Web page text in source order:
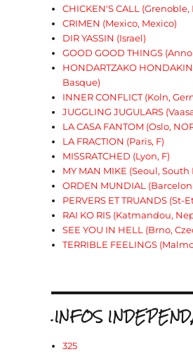
CHICKEN'S CALL (Grenoble,
CRIMEN (Mexico, Mexico)
DIR YASSIN (Israel)
GOOD GOOD THINGS
HONDARTZAKO
Basque)
INNER CONFLICT (Koln,
JUGGLING JUGULARS
LA CASA FANTOM (Oslo,
LA FRACTION (Paris, F)
MISSRATCHED (Lyon, F)
MY MAN MIKE (Seoul, South
ORDEN MUNDIAL
PERVERS ET TRUANDS (St-
RAI KO RIS (Katmandou,
SEE YOU IN HELL (Brno,
TERRIBLE FEELINGS
.INFOS
325